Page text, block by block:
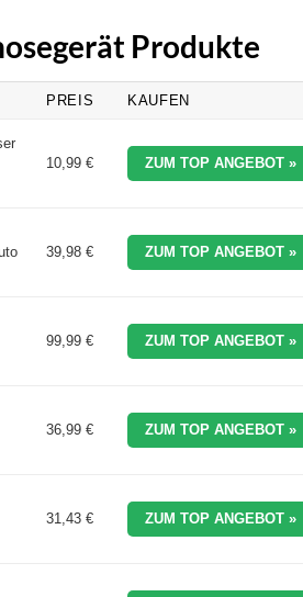
Produkte
PREIS KAUFEN
10,99 € ZUM TOP ANGEBOT »
39,98 € ZUM TOP ANGEBOT »
99,99 € ZUM TOP ANGEBOT »
36,99 € ZUM TOP ANGEBOT »
31,43 € ZUM TOP ANGEBOT »